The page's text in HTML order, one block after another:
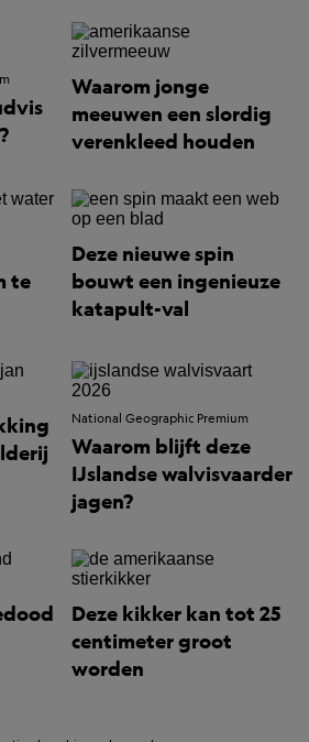
Waarom jonge
meeuwen een slordig
verenkleed houden
te
Deze nieuwe spin
bouwt een ingenieuze
katapult-val
National Geographic Premium
Waarom blijft deze
IJslandse walvisvaarder
jagen?
Deze kikker kan tot 25
centimeter groot
worden